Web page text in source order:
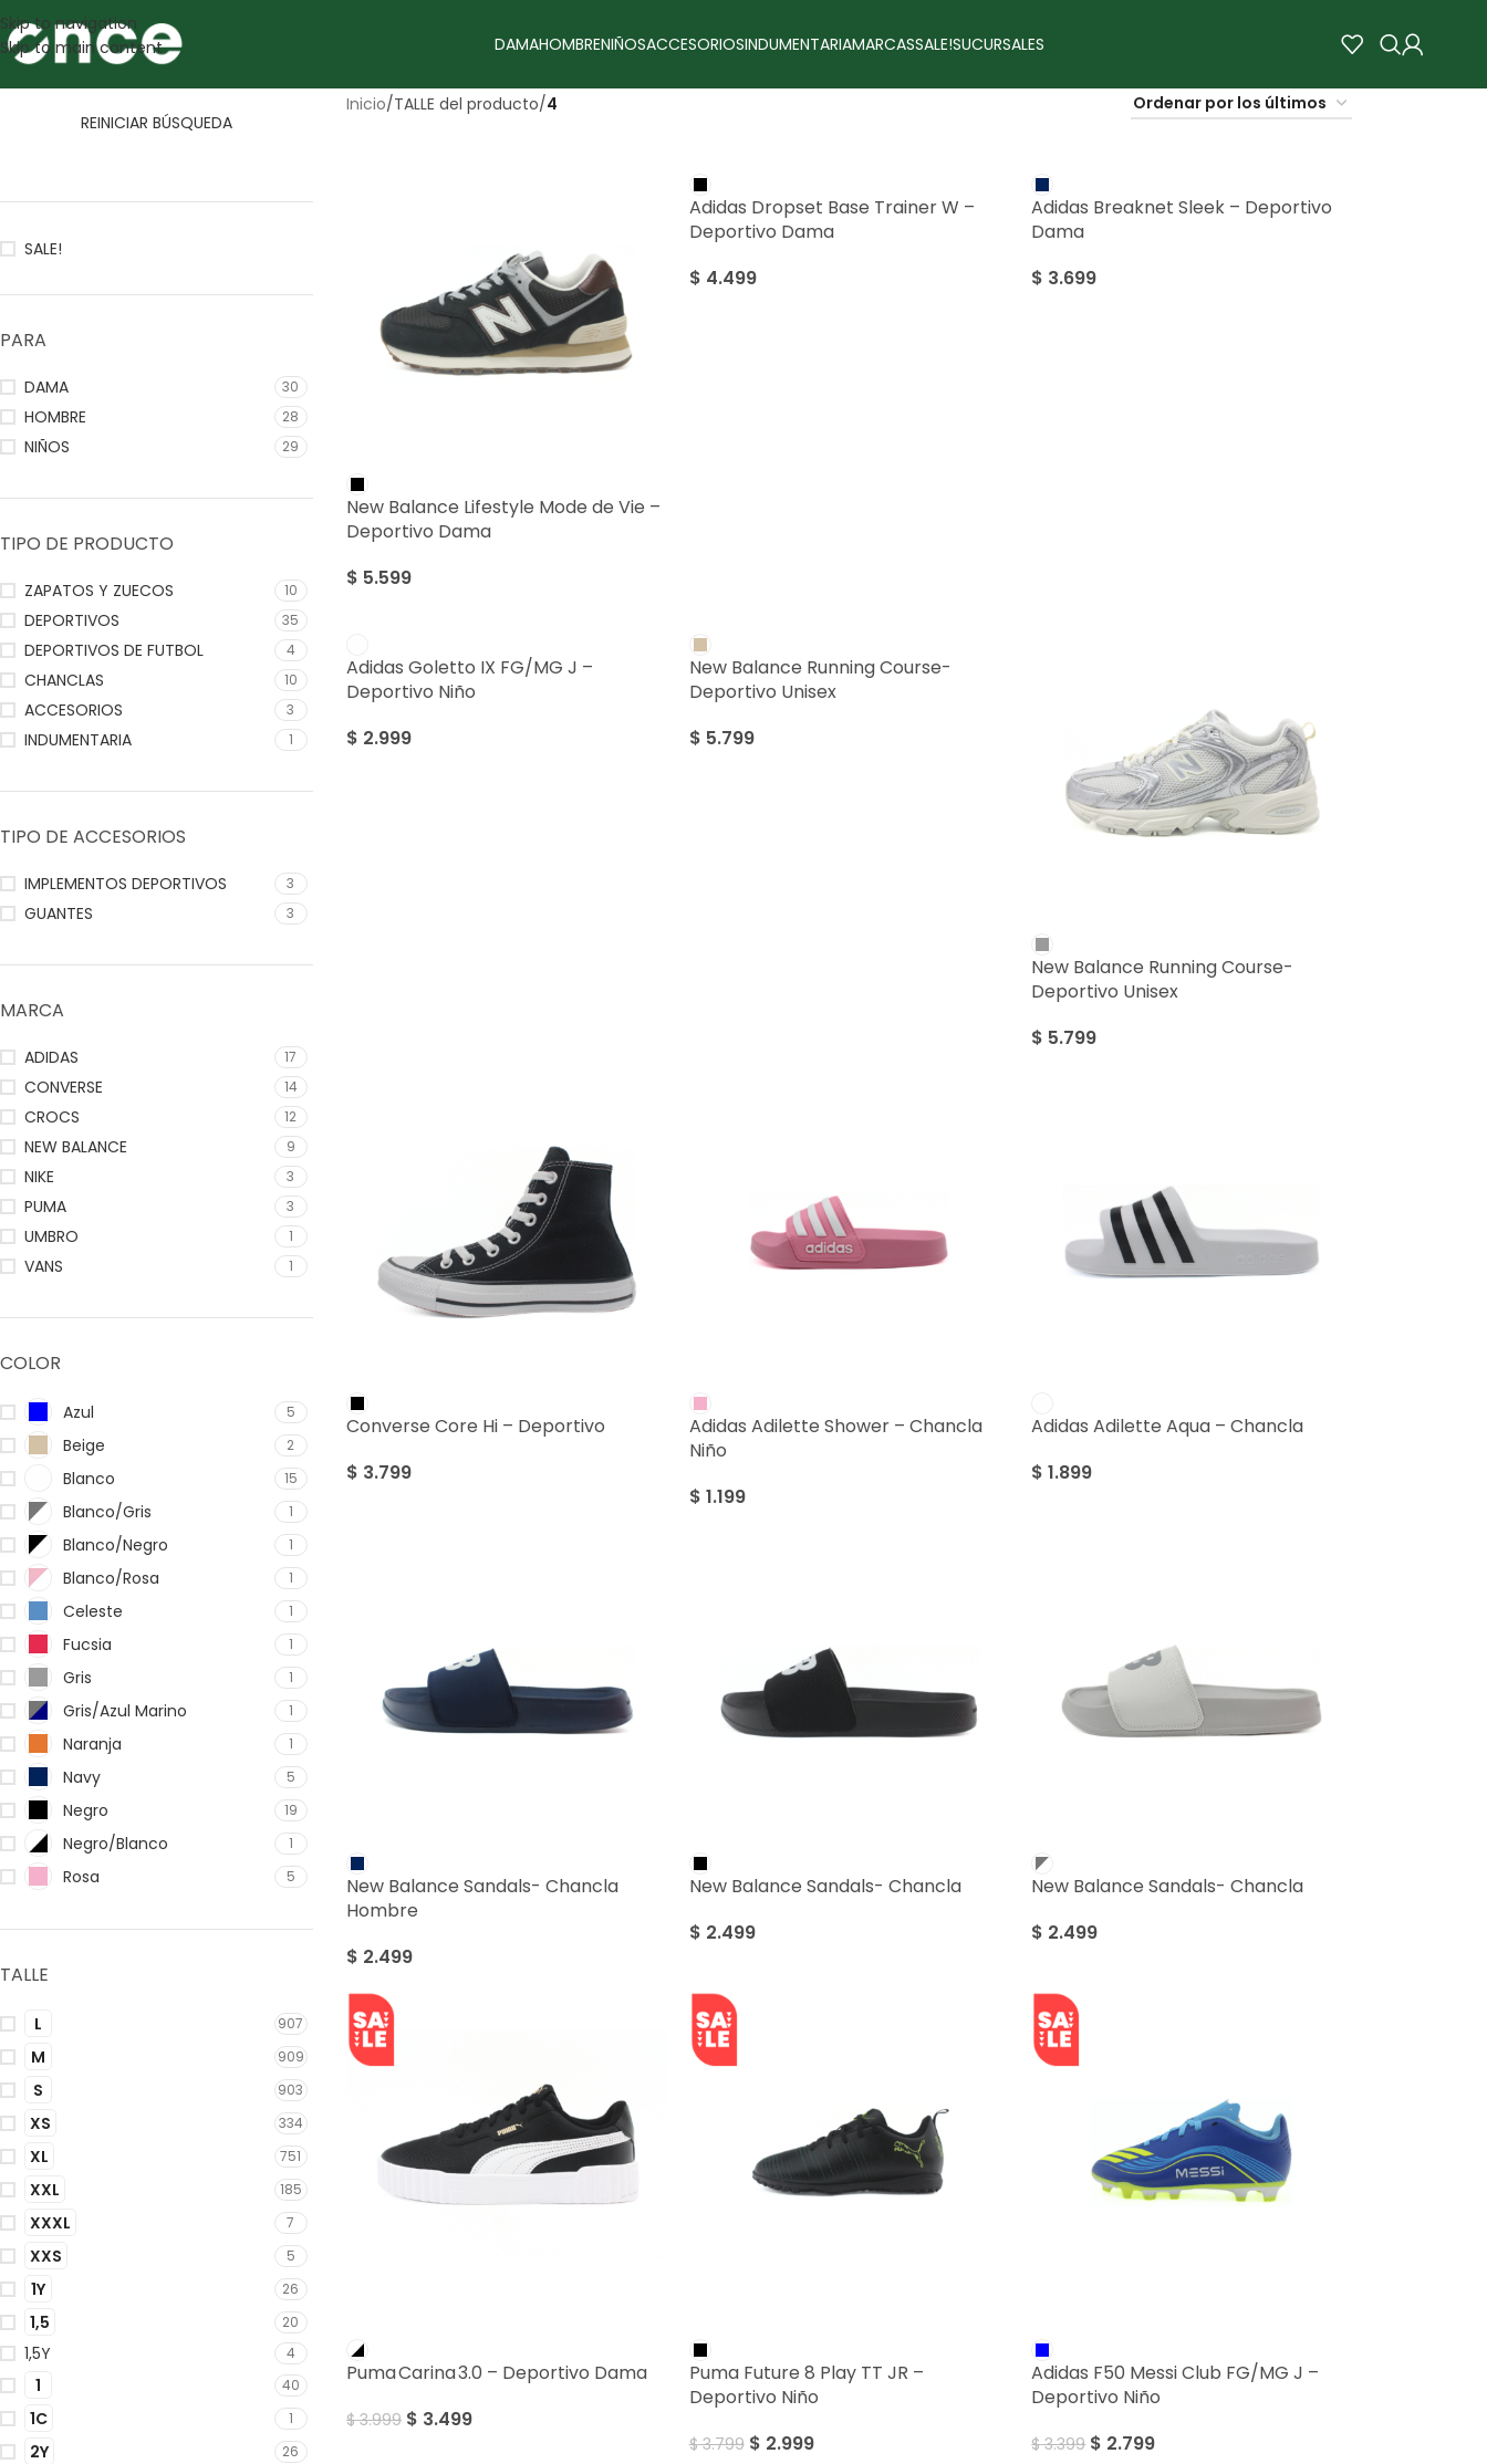
Skip to navigation
Skip to main content
DAMAHOMBRENIÑOSACCESORIOSINDUMENTARIAMARCASSALE!SUCURSALES
REINICIAR BÚSQUEDA
SALE!
PARA
DAMA 30
HOMBRE 28
NIÑOS 29
TIPO DE PRODUCTO
ZAPATOS Y ZUECOS 10
DEPORTIVOS 35
DEPORTIVOS DE FUTBOL 4
CHANCLAS 10
ACCESORIOS 3
INDUMENTARIA 1
TIPO DE ACCESORIOS
IMPLEMENTOS DEPORTIVOS 3
GUANTES 3
MARCA
ADIDAS 17
CONVERSE 14
CROCS 12
NEW BALANCE 9
NIKE 3
PUMA 3
UMBRO 1
VANS 1
COLOR
Azul 5
Beige 2
Blanco 15
Blanco/Gris 1
Blanco/Negro 1
Blanco/Rosa 1
Celeste 1
Fucsia 1
Gris 1
Gris/Azul Marino 1
Naranja 1
Navy 5
Negro 19
Negro/Blanco 1
Rosa 5
TALLE
L 907
M 909
S 903
XS 334
XL 751
XXL 185
XXXL 7
XXS 5
1Y 26
1,5 20
1,5Y 4
1 40
1C 1
2Y 26
Inicio/TALLE del producto/4
New Balance Lifestyle Mode de Vie –
Deportivo Dama
$ 5.599
Adidas Dropset Base Trainer W –
Deportivo Dama
$ 4.499
Adidas Breaknet Sleek – Deportivo
Dama
$ 3.699
Adidas Goletto IX FG/MG J –
Deportivo Niño
$ 2.999
New Balance Running Course-
Deportivo Unisex
$ 5.799
New Balance Running Course-
Deportivo Unisex
$ 5.799
Converse Core Hi – Deportivo
$ 3.799
Adidas Adilette Shower – Chancla
Niño
$ 1.199
Adidas Adilette Aqua – Chancla
$ 1.899
New Balance Sandals- Chancla
Hombre
$ 2.499
New Balance Sandals- Chancla
$ 2.499
New Balance Sandals- Chancla
$ 2.499
Puma Carina 3.0 – Deportivo Dama
$3.999 $ 3.499
Puma Future 8 Play TT JR –
Deportivo Niño
$3.799 $ 2.999
Adidas F50 Messi Club FG/MG J –
Deportivo Niño
$3.399 $ 2.799